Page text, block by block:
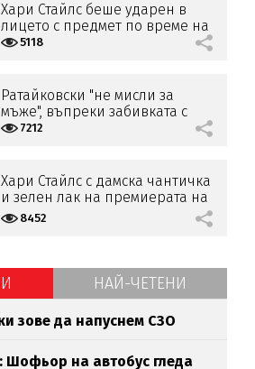
Хари Стайлс беше ударен в
лицето с предмет по време на
концерт във Виена
5118
Ратайковски "не мисли за
мъже", въпреки забивката с
Хари Стайлс
7212
Хари Стайлс с дамска чантичка
и зелен лак на премиерата на
„Моят полицай“
8452
НАЙ-ЧЕТЕНИ
зове да напуснем СЗО
Шофьор на автобус гледа